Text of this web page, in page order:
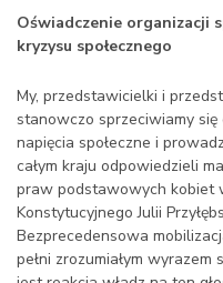
Oświadczenie organizacji
kryzysu społecznego
My, przedstawicielki i
stanowczo sprzeciwiamy się
napięcia społeczne i
całym kraju odpowiedzieli
praw podstawowych kobiet
Konstytucyjnego Julii
Bezprecedensowa
pełni zrozumiałym wyrazem